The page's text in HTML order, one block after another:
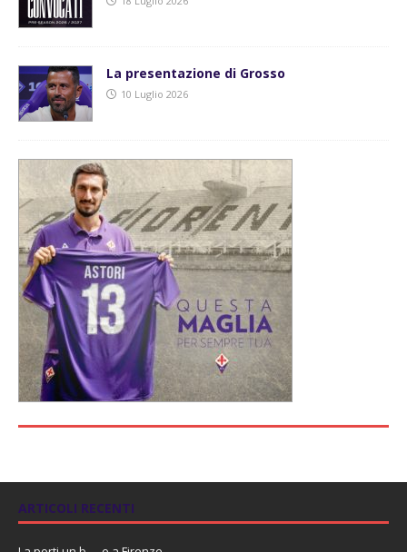
La presentazione di Grosso
10 Luglio 2026
ARTICOLI RECENTI